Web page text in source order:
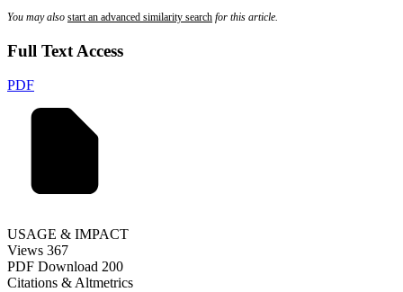
You may also start an advanced similarity search for this article.
Full Text Access
PDF
USAGE & IMPACT
Views 367
PDF Download 200
Citations & Altmetrics